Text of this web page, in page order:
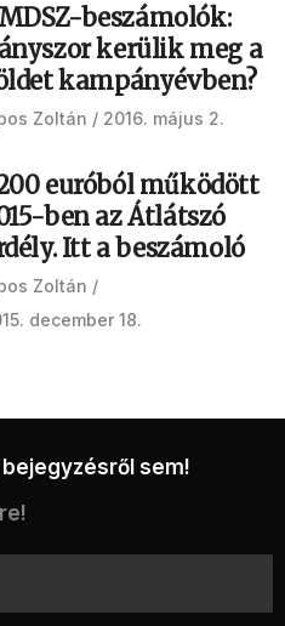
beszámolók:
kerülik meg a
kampányévben?
Zoltán 2016. május 2.
euróból működött
ben az Átlátszó
Itt a beszámoló
Zoltán
december 18.
sem!